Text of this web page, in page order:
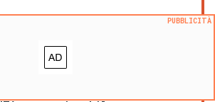
PUBBLICITÀ